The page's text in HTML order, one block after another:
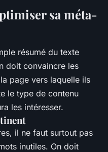
sa méta-
résumé du texte
doit convaincre les
page vers laquelle ils
le type de contenu
les intéresser.
il ne faut surtout pas
inutiles. On doit